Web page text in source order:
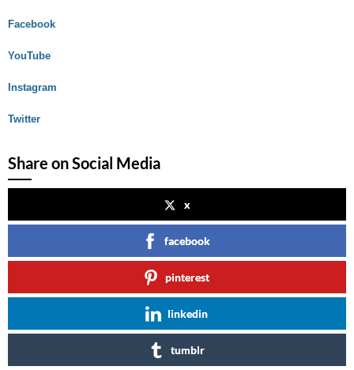
Facebook
YouTube
Instagram
Twitter
Share on Social Media
x
facebook
pinterest
linkedin
tumblr